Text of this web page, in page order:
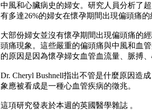
中風和心臟病史的婦女。研究人員分析了
有多達26%的婦女在懷孕期間出現偏頭痛的
大部份婦女並沒有懷孕期間出現偏頭痛的
頭痛現象。這些嚴重的偏頭痛與中風和血
的原因是因為懷孕婦女血管血流量、脈搏
Dr. Cheryl Bushnell指出不管是什麼原因造
象應被看成是一種心血管疾病的徵兆。
這項研究發表於本週的英國醫學雜誌 。